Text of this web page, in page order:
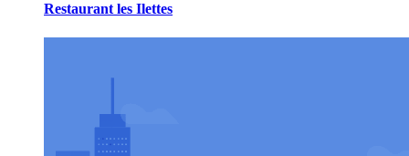
Restaurant les Ilettes